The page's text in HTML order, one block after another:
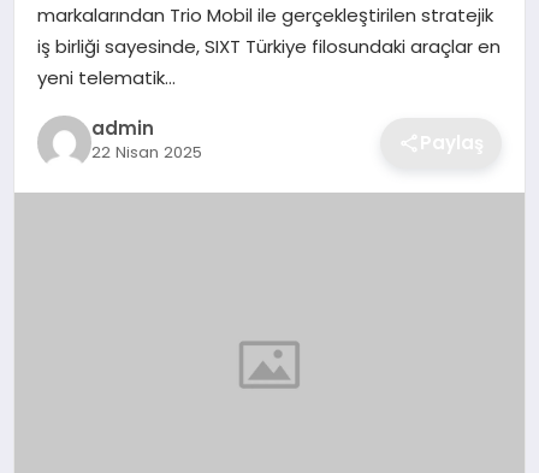
OTOMOBIL
TEKNOLOJI
markalarından Trio Mobil ile gerçekleştirilen stratejik
iş birliği sayesinde, SIXT Türkiye filosundaki araçlar en
yeni telematik…
admin
22 Nisan 2025